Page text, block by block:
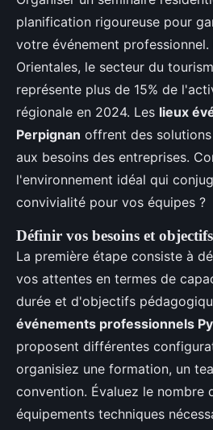
planification rigoureuse pour
votre événement professionnel.
Orientales, le secteur du
représente plus de 15% de
régionale en 2024. Les lieux
Perpignan offrent des
aux besoins des entreprises.
l'environnement idéal qui
convivialité pour vos équipes ?
Définir vos besoins et objectifs
La première étape consiste à
vos attentes en termes de
durée et d'objectifs
événements professionnels
proposent différentes
organisiez une formation, un
convention. Évaluez le nombre
équipements techniques